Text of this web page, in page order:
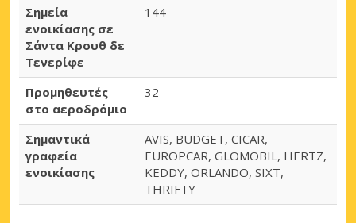
Σημεία
ενοικίασης σε
Σάντα Κρουθ δε
Τενερίφε
144
Προμηθευτές
στο αεροδρόμιο
32
Σημαντικά
γραφεία
ενοικίασης
AVIS, BUDGET, CICAR,
EUROPCAR, GLOMOBIL, HERTZ,
KEDDY, ORLANDO, SIXT,
THRIFTY